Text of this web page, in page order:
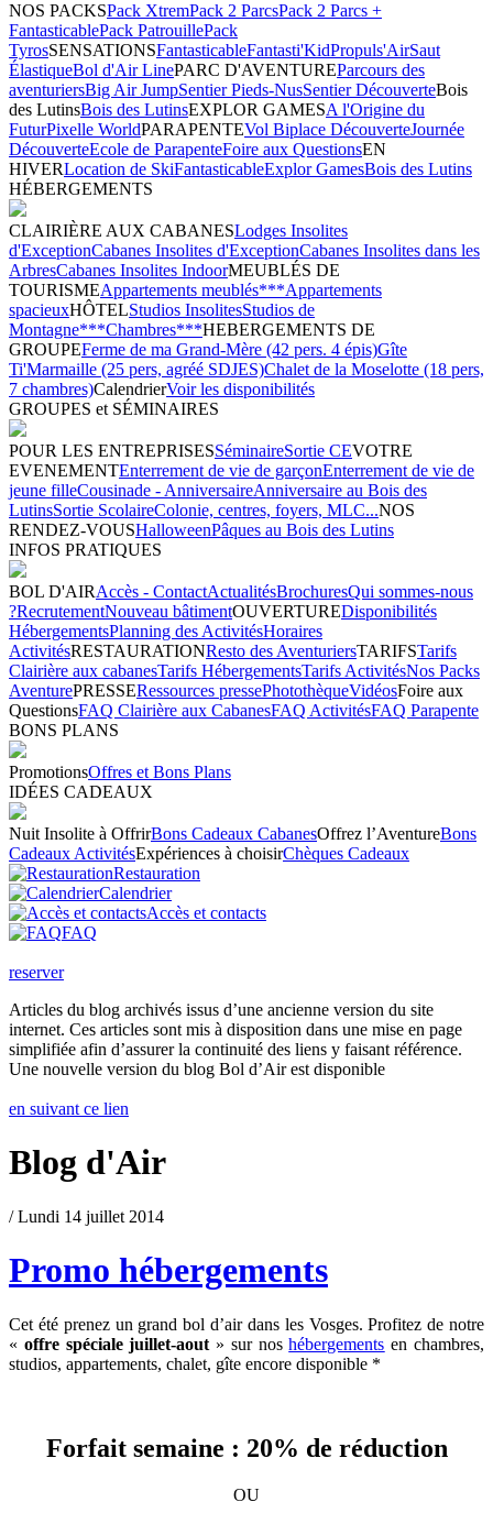
NOS PACKSPack XtremPack 2 ParcsPack 2 Parcs +
FantasticablePack PatrouillePack
TyrosSENSATIONSFantasticableFantasti'KidPropuls'AirSaut
ÉlastiqueBol d'Air LinePARC D'AVENTUREParcours des
aventuriersBig Air JumpSentier Pieds-NusSentier DécouverteBois
des LutinsBois des LutinsEXPLOR GAMESA l'Origine du
FuturPixelle WorldPARAPENTEVol Biplace DécouverteJournée
DécouverteEcole de ParapenteFoire aux QuestionsEN
HIVERLocation de SkiFantasticableExplor GamesBois des Lutins
HÉBERGEMENTS
CLAIRIÈRE AUX CABANESLodges Insolites
d'ExceptionCabanes Insolites d'ExceptionCabanes Insolites dans les
ArbresCabanes Insolites IndoorMEUBLÉS DE
TOURISMEAppartements meublés***Appartements
spacieuxHÔTELStudios InsolitesStudios de
Montagne***Chambres***HEBERGEMENTS DE
GROUPEFerme de ma Grand-Mère (42 pers. 4 épis)Gîte
Ti'Marmaille (25 pers, agréé SDJES)Chalet de la Moselotte (18 pers,
7 chambres)CalendrierVoir les disponibilités
GROUPES et SÉMINAIRES
POUR LES ENTREPRISESSéminaireSortie CEVOTRE
EVENEMENTEnterrement de vie de garçonEnterrement de vie de
jeune filleCousinade - AnniversaireAnniversaire au Bois des
LutinsSortie ScolaireColonie, centres, foyers, MLC...NOS
RENDEZ-VOUSHalloweenPâques au Bois des Lutins
INFOS PRATIQUES
BOL D'AIRAccès - ContactActualitésBrochuresQui sommes-nous
?RecrutementNouveau bâtimentOUVERTUREDisponibilités
HébergementsPlanning des ActivitésHoraires
ActivitésRESTAURATIONResto des AventuriersTARIFSTarifs
Clairière aux cabanesTarifs HébergementsTarifs ActivitésNos Packs
AventurePRESSERessources pressePhotothèqueVidéosFoire aux
QuestionsFAQ Clairière aux CabanesFAQ ActivitésFAQ Parapente
BONS PLANS
PromotionsOffres et Bons Plans
IDÉES CADEAUX
Nuit Insolite à OffrirBons Cadeaux CabanesOffrez l’AventureBons
Cadeaux ActivitésExpériences à choisirChèques Cadeaux
Restauration
Calendrier
Accès et contacts
FAQ
reserver
Articles du blog archivés issus d’une ancienne version du site
internet. Ces articles sont mis à disposition dans une mise en page
simplifiée afin d’assurer la continuité des liens y faisant référence.
Une nouvelle version du blog Bol d’Air est disponible
en suivant ce lien
Blog d'Air
/ Lundi 14 juillet 2014
Promo hébergements
Cet été prenez un grand bol d’air dans les Vosges. Profitez de notre
« offre spéciale juillet-aout » sur noshébergements en chambres,
studios, appartements, chalet, gîte encore disponible *
Forfait semaine : 20% de réduction
OU